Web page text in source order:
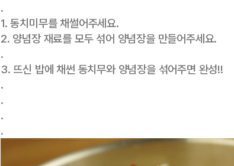
.
1. 동치미무를 채썰어주세요.
2. 양념장 재료를 모두 섞어 양념장을 만들어주세요.
.
3. 뜨신 밥에 채썬 동치무와 양념장을 섞어주면 완성!!
.
.
.
.